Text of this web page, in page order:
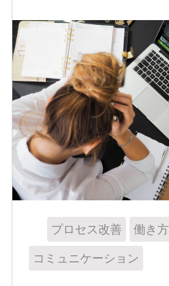
プロセス改善 働き方
コミュニケーション